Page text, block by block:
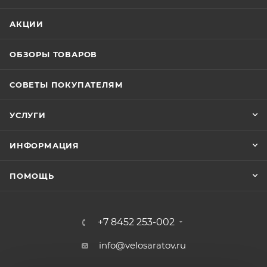
АКЦИИ
ОБЗОРЫ ТОВАРОВ
СОВЕТЫ ПОКУПАТЕЛЯМ
УСЛУГИ
ИНФОРМАЦИЯ
ПОМОЩЬ
+7 8452 253-002
info@velosaratov.ru